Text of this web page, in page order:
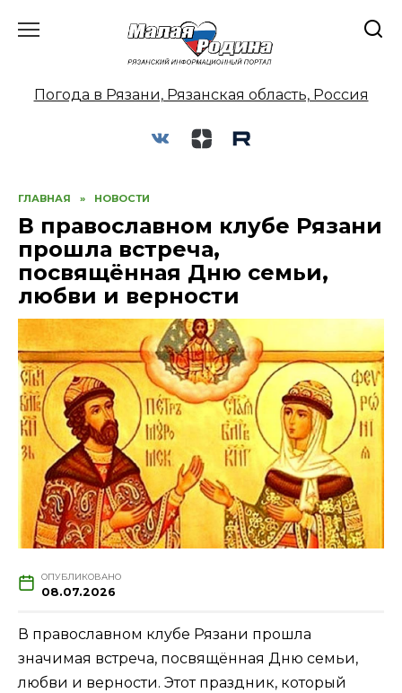
Погода в Рязани, Рязанская область, Россия
ГЛАВНАЯ » НОВОСТИ
В православном клубе Рязани
прошла встреча,
посвящённая Дню семьи,
любви и верности
ОПУБЛИКОВАНО
08.07.2026
В православном клубе Рязани прошла
значимая встреча, посвящённая Дню семьи,
любви и верности. Этот праздник, который